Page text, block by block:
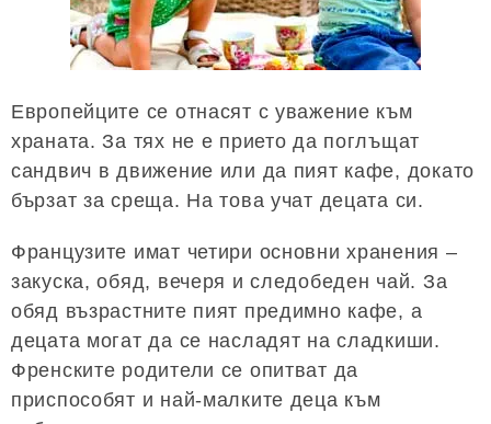
Европейците се отнасят с уважение към
храната. За тях не е прието да поглъщат
сандвич в движение или да пият кафе, докато
бързат за среща. На това учат децата си.
Французите имат четири основни хранения –
закуска, обяд, вечеря и следобеден чай. За
обяд възрастните пият предимно кафе, а
децата могат да се насладят на сладкиши.
Френските родители се опитват да
приспособят и най-малките деца към